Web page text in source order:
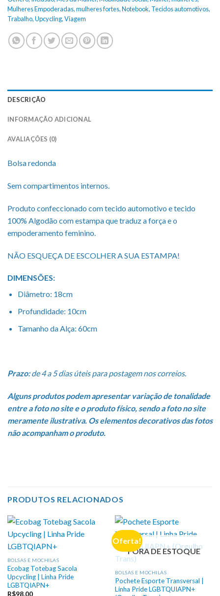
Mulheres Empoderadas,mulheres fortes,Notebook, Tecidos automotivos,
Trabalho,Upcycling,Viagem
DESCRIÇÃO
INFORMAÇÃO ADICIONAL
AVALIAÇÕES (0)
Bolsa redonda
Sem compartimentos internos.
Produto confeccionado com tecido automotivo e tecido
100% Algodão com estampa que traduz a força e o
empoderamento feminino.
NÃO ESQUEÇA DE ESCOLHER A SUA ESTAMPA!
DIMENSÕES:
Diâmetro: 18cm
Profundidade: 10cm
Tamanho da Alça: 60cm
Prazo:de 4 a 5 dias úteis para postagem nos correios.
Alguns produtos podem apresentar variação de tonalidade
entre a foto no site e o produto físico, sendo a foto no site
meramente ilustrativa. Os elementos decorativos das fotos
não acompanham o produto.
PRODUTOS RELACIONADOS
BOLSAS E MOCHILAS
Ecobag Totebag Sacola
Upcycling | Linha Pride
LGBTQIAPN+
R$98,00
Oferta!
FORA DE ESTOQUE
BOLSAS E MOCHILAS
Pochete Esporte Transversal |
Linha Pride LGBTQUIAPN+